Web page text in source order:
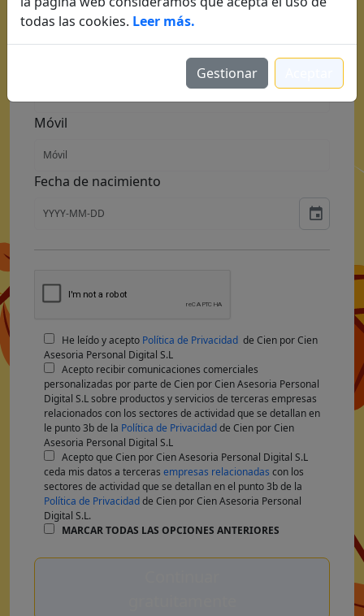
Nombre
Móvil
Fecha de nacimiento
event
He leído y acepto Política de Privacidad de Cien por Cien
Asesoria Personal Digital S.L
Acepto recibir comunicaciones comerciales
personalizadas por parte de Cien por Cien Asesoria Personal
Digital S.L sobre productos y servicios de terceras empresas
relacionados con los sectores de actividad que se detallan en
le punto 3b de la Política de Privacidadde Cien por Cien
Asesoria Personal Digital S.L
Acepto que Cien por Cien Asesoria Personal Digital S.L
ceda mis datos a terceras empresas relacionadas con los
sectores de actividad que se detallan en el punto 3b de la
Política de Privacidadde Cien por Cien Asesoria Personal
Digital S.L.
MARCAR TODAS LAS OPCIONES ANTERIORES
todas las cookies. Leer más.
Gestionar